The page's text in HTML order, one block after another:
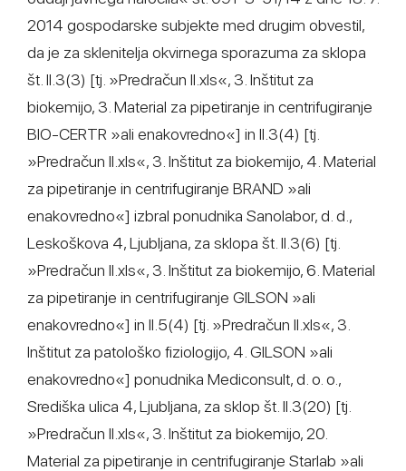
2014 gospodarske subjekte med drugim obvestil,
da je za sklenitelja okvirnega sporazuma za sklopa
št. II.3(3) [tj. »Predračun II.xls«, 3. Inštitut za
biokemijo, 3. Material za pipetiranje in centrifugiranje
BIO-CERTR »ali enakovredno«] in II.3(4) [tj.
»Predračun II.xls«, 3. Inštitut za biokemijo, 4. Material
za pipetiranje in centrifugiranje BRAND »ali
enakovredno«] izbral ponudnika Sanolabor, d. d.,
Leskoškova 4, Ljubljana, za sklopa št. II.3(6) [tj.
»Predračun II.xls«, 3. Inštitut za biokemijo, 6. Material
za pipetiranje in centrifugiranje GILSON »ali
enakovredno«] in II.5(4) [tj. »Predračun II.xls«, 3.
Inštitut za patološko fiziologijo, 4. GILSON »ali
enakovredno«] ponudnika Mediconsult, d. o. o.,
Središka ulica 4, Ljubljana, za sklop št. II.3(20) [tj.
»Predračun II.xls«, 3. Inštitut za biokemijo, 20.
Material za pipetiranje in centrifugiranje Starlab »ali